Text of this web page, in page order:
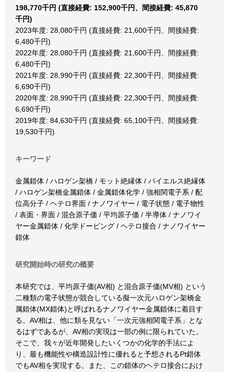
198,770千円 (直接経費: 152,900千円、間接経費: 45,870
千円)
2023年度: 28,080千円 (直接経費: 21,600千円、間接経費:
6,480千円)
2022年度: 28,080千円 (直接経費: 21,600千円、間接経費:
6,480千円)
2021年度: 28,990千円 (直接経費: 22,300千円、間接経費:
6,690千円)
2020年度: 28,990千円 (直接経費: 22,300千円、間接経費:
6,690千円)
2019年度: 84,630千円 (直接経費: 65,100千円、間接経費:
19,530千円)
キーワード
金属錯体 / ハロゲン架橋 / モット絶縁体 / パイエルス絶縁体
/ ハロゲン架橋金属錯体 / 金属錯体化学 / 強相関電子系 / 配
位高分子 / ヘテロ界面 / ナノワイヤー / 電子状態 / 電子物性
/ 表面・界面 / 混合原子価 / 平均原子価 / 半導体 / ナノワイ
ヤー金属錯体 / 化学ドーピング / ヘテロ接合 / ナノワイヤー
錯体
研究開始時の研究の概要
本研究では、平均原子価(AV相) と混合原子価(MV相) という
二種類の電子状態が競合している擬一次元ハロゲン架橋金
属錯体(MX錯体)と呼ばれるナノワイヤー金属錯体に着目す
る。AV相は、他に類を見ない「一次元強相関電子系」とな
るはずであるが、AV相の実現は一部の例に限られていた。
そこで、我々が近年開発したいくつかの化学的手法によ
り、最も機能性や構造設計性に優れると予想されるPt錯体
でもAV相を実現する。また、この錯体のヘテロ接合におけ